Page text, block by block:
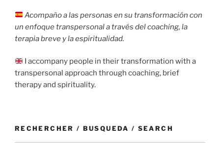
Acompaño a las personas en su transformación con
un enfoque transpersonal a través del coaching, la
terapia breve y la espiritualidad.
I accompany people in their transformation with a
transpersonal approach through coaching, brief
therapy and spirituality.
RECHERCHER / BUSQUEDA / SEARCH